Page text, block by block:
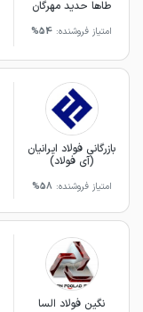
طاها حدید مهرگان
امتیاز فروشنده: 54%
بازرگانی فولاد ایرانیان
(آی فولاد)
امتیاز فروشنده: 58%
نگین فولاد السا